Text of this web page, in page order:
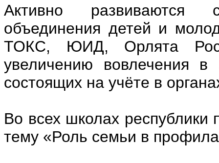
Активно развиваются
объединения детей и
ТОКС, ЮИД, Орлята
увеличению вовлечения в
состоящих на учёте в
Во всех школах республики
тему «Роль семьи в